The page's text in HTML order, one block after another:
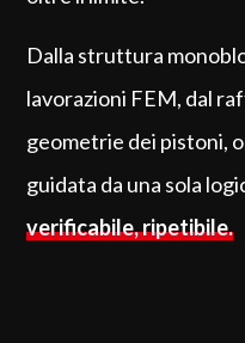
Dalla struttura
lavorazioni FEM, dal
geometrie dei pistoni,
guidata da una sola
verificabile, ripetibile.